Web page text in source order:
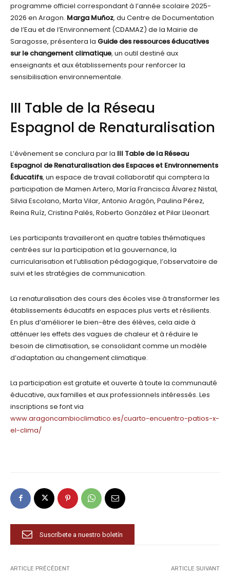
programme officiel correspondant à l’année scolaire 2025-
2026 en Aragon. Marga Muñoz, du Centre de Documentation
de l’Eau et de l’Environnement (CDAMAZ) de la Mairie de
Saragosse, présentera la Guide des ressources éducatives
sur le changement climatique, un outil destiné aux
enseignants et aux établissements pour renforcer la
sensibilisation environnementale.
III Table de la Réseau
Espagnol de Renaturalisation
L’événement se conclura par la III Table de la Réseau
Espagnol de Renaturalisation des Espaces et Environnements
Éducatifs, un espace de travail collaboratif qui comptera la
participation de Mamen Artero, María Francisca Álvarez Nistal,
Silvia Escolano, Marta Vilar, Antonio Aragón, Paulina Pérez,
Reina Ruíz, Cristina Palés, Roberto González et Pilar Lleonart.
Les participants travailleront en quatre tables thématiques
centrées sur la participation et la gouvernance, la
curricularisation et l’utilisation pédagogique, l’observatoire de
suivi et les stratégies de communication.
La renaturalisation des cours des écoles vise à transformer les
établissements éducatifs en espaces plus verts et résilients.
En plus d’améliorer le bien-être des élèves, cela aide à
atténuer les effets des vagues de chaleur et à réduire le
besoin de climatisation, se consolidant comme un modèle
d’adaptation au changement climatique.
La participation est gratuite et ouverte à toute la communauté
éducative, aux familles et aux professionnels intéressés. Les
inscriptions se font via
www.aragoncambioclimatico.es/cuarto-encuentro-patios-x-
el-clima/
Suscríbete a nuestro boletín
ARTICLE PRÉCÉDENT ARTICLE SUIVANT